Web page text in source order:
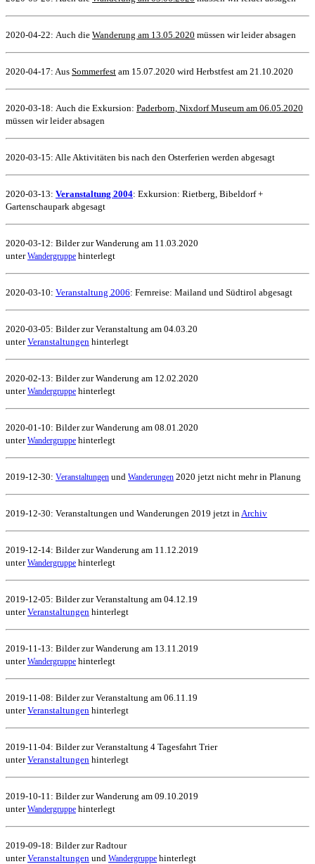
2020-04-22: Auch die Wanderung am 13.05.2020 müssen wir leider absagen
2020-04-17: Aus Sommerfest am 15.07.2020 wird Herbstfest am 21.10.2020
2020-03-18: Auch die Exkursion: Paderborn, Nixdorf Museum am 06.05.2020
müssen wir leider absagen
2020-03-15: Alle Aktivitäten bis nach den Osterferien werden abgesagt
2020-03-13: Veranstaltung 2004: Exkursion: Rietberg, Bibeldorf +
Gartenschaupark abgesagt
2020-03-12: Bilder zur Wanderung am 11.03.2020
unterWandergruppe hinterlegt
2020-03-10: Veranstaltung 2006: Fernreise: Mailand und Südtirol abgesagt
2020-03-05: Bilder zur Veranstaltung am 04.03.20
unterVeranstaltungen hinterlegt
2020-02-13: Bilder zur Wanderung am 12.02.2020
unterWandergruppe hinterlegt
2020-01-10: Bilder zur Wanderung am 08.01.2020
unterWandergruppe hinterlegt
2019-12-30: Veranstaltungen und Wanderungen 2020 jetzt nicht mehr in Planung
2019-12-30: Veranstaltungen und Wanderungen 2019 jetzt in Archiv
2019-12-14: Bilder zur Wanderung am 11.12.2019
unterWandergruppe hinterlegt
2019-12-05: Bilder zur Veranstaltung am 04.12.19
unterVeranstaltungen hinterlegt
2019-11-13: Bilder zur Wanderung am 13.11.2019
unterWandergruppe hinterlegt
2019-11-08: Bilder zur Veranstaltung am 06.11.19
unterVeranstaltungen hinterlegt
2019-11-04: Bilder zur Veranstaltung 4 Tagesfahrt Trier
unterVeranstaltungen hinterlegt
2019-10-11: Bilder zur Wanderung am 09.10.2019
unterWandergruppe hinterlegt
2019-09-18: Bilder zur Radtour
unterVeranstaltungen und Wandergruppe hinterlegt